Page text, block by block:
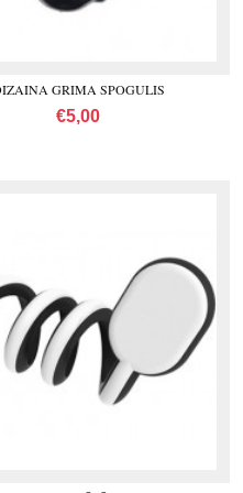
GRIMA SPOGULIS
€5,00